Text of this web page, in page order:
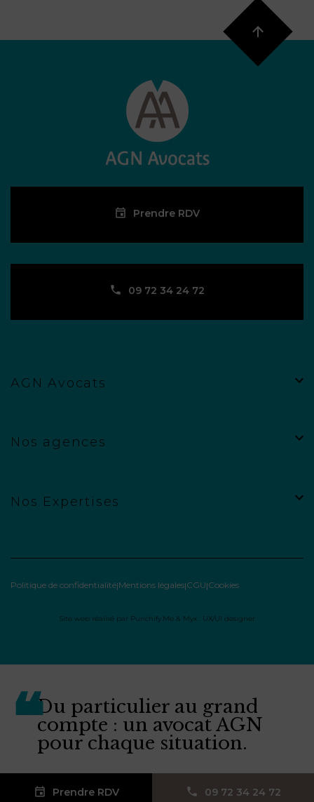
Prendre RDV
09 72 34 24 72
AGN Avocats
Nos agences
Nos Expertises
Politique de confidentialité Mentions légales CGU Cookies
Site web réalisé par Punchify.Me & Myx : UX/UI designer
Du particulier au grand
compte : un avocat AGN
pour chaque situation.
Prendre RDV 09 72 34 24 72